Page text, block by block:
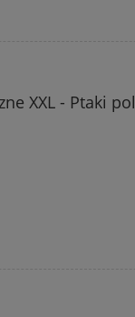
XXL - Ptaki